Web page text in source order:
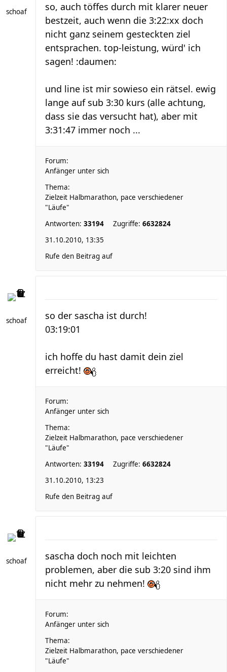
schoaf
so, auch töffes durch mit klarer neuer
bestzeit, auch wenn die 3:22:xx doch
nicht ganz seinem gesteckten ziel
entsprachen. top-leistung, würd' ich
sagen! :daumen:
und line ist mir sowieso ein rätsel. ewig
lange auf sub 3:30 kurs (alle achtung,
dass sie das versucht hat), aber mit
3:31:47 immer noch ...
Forum:
Anfänger unter sich
Thema:
Zielzeit Halbmarathon, pace verschiedener
"Läufe"
Antworten: 33194 Zugriffe: 6632824
31.10.2010, 13:35
Rufe den Beitrag auf
schoaf
so der sascha ist durch!
03:19:01
ich hoffe du hast damit dein ziel
erreicht!
Forum:
Anfänger unter sich
Thema:
Zielzeit Halbmarathon, pace verschiedener
"Läufe"
Antworten: 33194 Zugriffe: 6632824
31.10.2010, 13:23
Rufe den Beitrag auf
schoaf
sascha doch noch mit leichten
problemen, aber die sub 3:20 sind ihm
nicht mehr zu nehmen!
Forum:
Anfänger unter sich
Thema:
Zielzeit Halbmarathon, pace verschiedener
"Läufe"